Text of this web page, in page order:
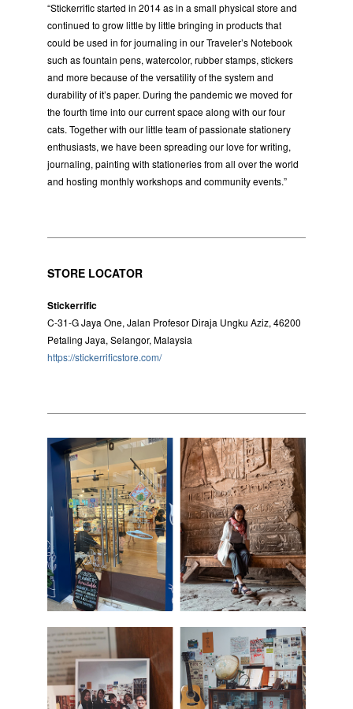
“Stickerrific started in 2014 as in a small physical store and
continued to grow little by little bringing in products that
could be used in for journaling in our Traveler’s Notebook
such as fountain pens, watercolor, rubber stamps, stickers
and more because of the versatility of the system and
durability of it’s paper. During the pandemic we moved for
the fourth time into our current space along with our four
cats. Together with our little team of passionate stationery
enthusiasts, we have been spreading our love for writing,
journaling, painting with stationeries from all over the world
and hosting monthly workshops and community events.”
STORE LOCATOR
Stickerrific
C-31-G Jaya One, Jalan Profesor Diraja Ungku Aziz, 46200
Petaling Jaya, Selangor, Malaysia
https://stickerrificstore.com/